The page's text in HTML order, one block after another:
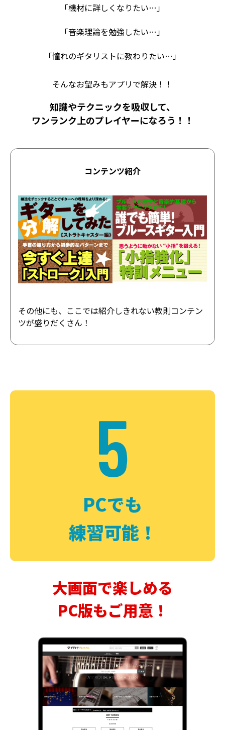
「機材に詳しくなりたい…」
「音楽理論を勉強したい…」
「憧れのギタリストに教わりたい…」
そんなお望みもアプリで解決！！
知識やテクニックを吸収して、
ワンランク上のプレイヤーになろう！！
コンテンツ紹介
その他にも、ここでは紹介しきれない教則コンテン
ツが盛りだくさん！
5
PCでも
練習可能！
大画面で楽しめる
PC版もご用意！